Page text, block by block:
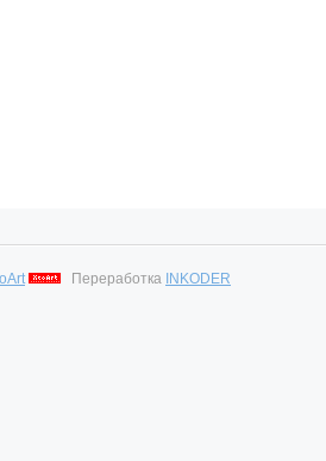
Переработка INKODER